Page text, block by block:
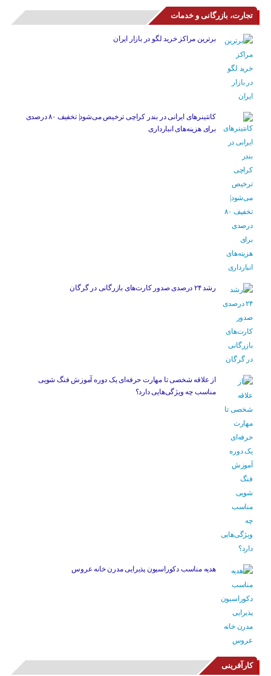
تجارت، بازرگانی و خدمات
برترین مراکز خرید لگو در بازار ایران
کانتینرهای ایرانی در بندر کراچی ترخیص می‌شود| تخفیف ۸۰ درصدی
برای هزینه‌های انبارداری
رشد ۲۴ درصدی صدور کارت‌های بازرگانی در گرگان
از علاقه شخصی تا مهارت حرفه‌ای یک دوره آموزش فنگ شویی
مناسب چه ویژگی‌هایی دارد؟
هدیه مناسب دکوراسیون پذیرایی مدرن خانه عروس
کارآفرینی